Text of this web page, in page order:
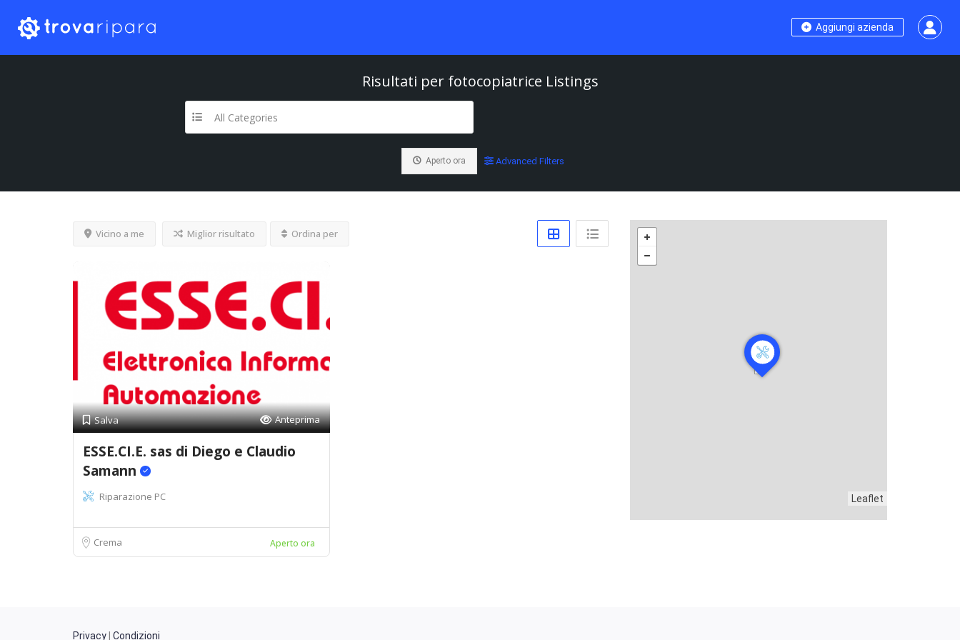
Aggiungi azienda
Risultati per fotocopiatrice Listings
All Categories
Aperto ora Advanced Filters
Vicino a me Miglior risultato Ordina per
Salva Anteprima
ESSE.CI.E. sas di Diego e Claudio
Samann
Riparazione PC
Crema Aperto ora
Leaflet
Privacy Condizioni